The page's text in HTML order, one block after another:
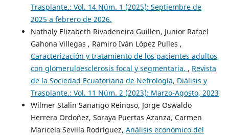
Trasplante.: Vol. 14 Núm. 1 (2025): Septiembre de
2025 a febrero de 2026.
Nathaly Elizabeth Rivadeneira Guillen, Junior Rafael
Gahona Villegas , Ramiro Iván López Pulles ,
Caracterización y tratamiento de los pacientes adultos
con glomeruloesclerosis focal y segmentaria. , Revista
de la Sociedad Ecuatoriana de Nefrología, Diálisis y
Trasplante.: Vol. 11 Núm. 2 (2023): Marzo-Agosto, 2023
Wilmer Stalin Sanango Reinoso, Jorge Oswaldo
Herrera Ordoñez, Soraya Puertas Azanza, Carmen
Maricela Sevilla Rodríguez, Análisis económico del